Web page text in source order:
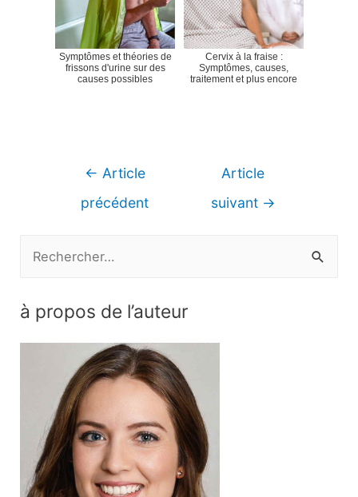
Symptômes et théories de
frissons d'urine sur des
causes possibles
Cervix à la fraise :
Symptômes, causes,
traitement et plus encore
Navigation
← Article
précédent
Article
suivant →
h
à propos de l’auteur